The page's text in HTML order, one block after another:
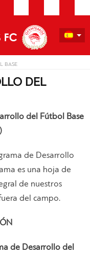
BASE
DEL
del Fútbol Base
de Desarrollo
es una hoja de
de nuestros
del campo.
de Desarrollo del